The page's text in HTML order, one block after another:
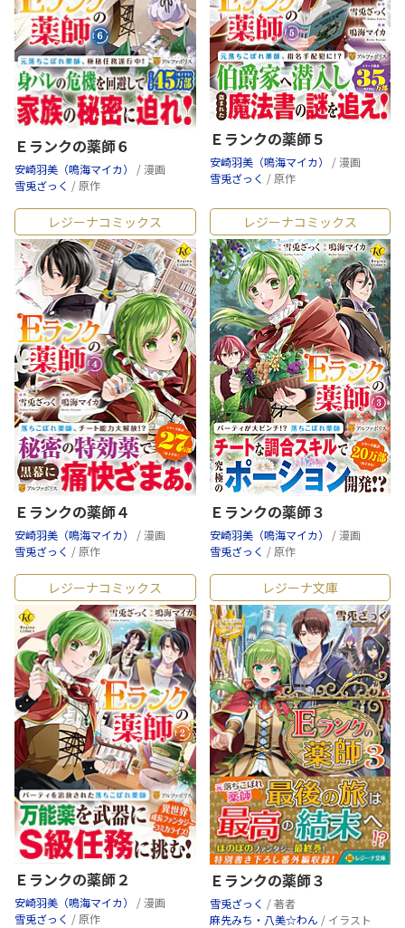
Ｅランクの薬師６
安崎羽美（鳴海マイカ） / 漫画
雪兎ざっく / 原作
Ｅランクの薬師５
安崎羽美（鳴海マイカ） / 漫画
雪兎ざっく / 原作
レジーナコミックス
Ｅランクの薬師４
安崎羽美（鳴海マイカ） / 漫画
雪兎ざっく / 原作
レジーナコミックス
Ｅランクの薬師３
安崎羽美（鳴海マイカ） / 漫画
雪兎ざっく / 原作
レジーナコミックス
Ｅランクの薬師２
安崎羽美（鳴海マイカ） / 漫画
雪兎ざっく / 原作
レジーナ文庫
Ｅランクの薬師３
雪兎ざっく / 著者
麻先みち・八美☆わん / イラスト